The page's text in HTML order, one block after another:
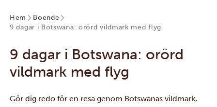
Hem
Boende
9 dagar i Botswana: orörd vildmark med flyg
9 dagar i Botswana: orörd
vildmark med flyg
Gör dig redo för en resa genom Botswanas vildmark,